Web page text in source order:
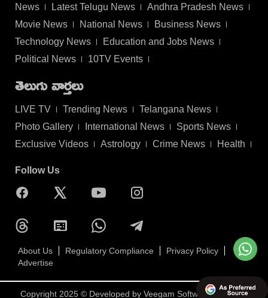
News Latest Telugu News
Andhra Pradesh News
Movie News
National News
Business News
Technology News
Education and Jobs News
Political News
10TV Events
తెలుగు వార్తలు
LIVE TV Trending News
Telangana News
Photo Gallery
International News
Sports News
Exclusive Videos
Astrology Crime News Health
Follow Us
About Us Regulatory Compliance
Privacy Policy
Advertise
Copyright 2025 © Developed by Veegam Software Pvt Ltd.